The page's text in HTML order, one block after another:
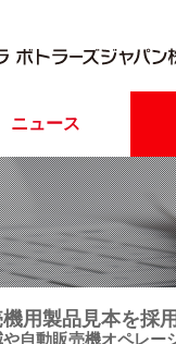
ニュース
用製品見本を採
自動販売機オペレー